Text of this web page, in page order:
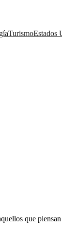
TurismoEstados
que